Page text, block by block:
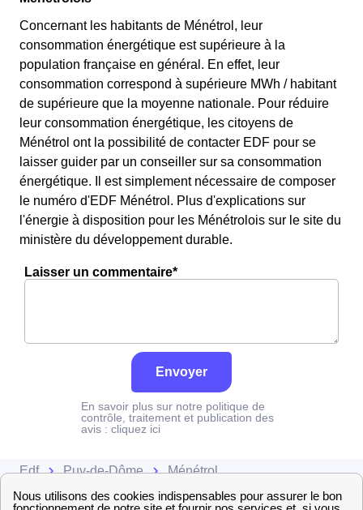
Concernant les habitants de Ménétrol, leur
consommation énergétique est supérieure à la
population française en général. En effet, leur
consommation correspond à supérieure MWh / habitant
de supérieure que la moyenne nationale. Pour réduire
leur consommation énergétique, les citoyens de
Ménétrol ont la possibilité de contacter EDF pour se
laisser guider par un conseiller sur sa consommation
énergétique. Il est simplement nécessaire de composer
le numéro d'EDF Ménétrol. Plus d'explications sur
l'énergie à disposition pour les Ménétrolois sur le site du
ministère du développement durable.
Laisser un commentaire*
Envoyer
En savoir plus sur notre politique de
contrôle, traitement et publication des
avis : cliquez ici
Edf Puy-de-Dôme Ménétrol